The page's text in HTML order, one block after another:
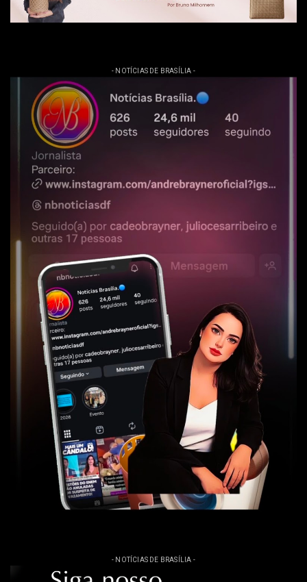
- NOTÍCIAS DE BRASÍLIA -
- NOTÍCIAS DE BRASÍLIA -